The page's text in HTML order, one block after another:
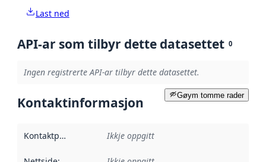
Last ned
API-ar som tilbyr dette datasettet 0
Ingen registrerte API-ar tilbyr dette datasettet.
Gøym tomme rader
Kontaktinformasjon
Kontaktpunkt Ikkje oppgitt